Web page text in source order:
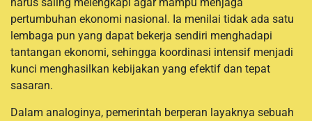
pertumbuhan ekonomi nasional. Ia menilai tidak ada satu
lembaga pun yang dapat bekerja sendiri menghadapi
tantangan ekonomi, sehingga koordinasi intensif menjadi
kunci menghasilkan kebijakan yang efektif dan tepat
sasaran.
Dalam analoginya, pemerintah berperan layaknya sebuah